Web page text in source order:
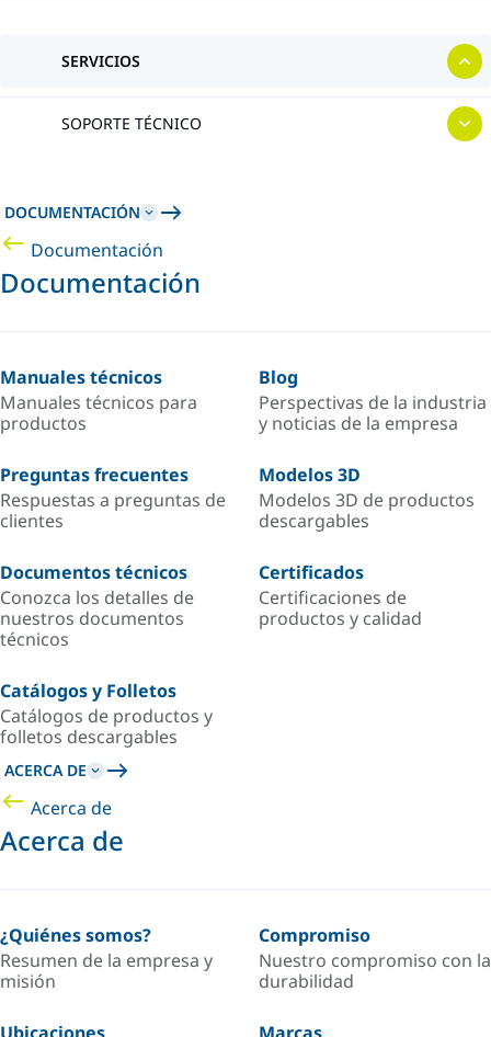
SERVICIOS
SOPORTE TÉCNICO
DOCUMENTACIÓN
Documentación
Documentación
Manuales técnicos
Manuales técnicos para
productos
Blog
Perspectivas de la industria
y noticias de la empresa
Preguntas frecuentes
Respuestas a preguntas de
clientes
Modelos 3D
Modelos 3D de productos
descargables
Documentos técnicos
Conozca los detalles de
nuestros documentos
técnicos
Certificados
Certificaciones de
productos y calidad
Catálogos y Folletos
Catálogos de productos y
folletos descargables
ACERCA DE
Acerca de
Acerca de
¿Quiénes somos?
Resumen de la empresa y
misión
Compromiso
Nuestro compromiso con la
durabilidad